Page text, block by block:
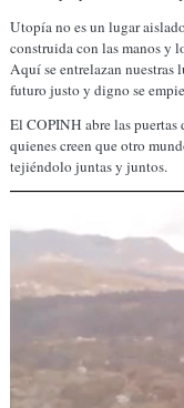
Utopía no es un lugar
construida con las manos y
Aquí se entrelazan nuestras
futuro justo y digno se
El COPINH abre las
quienes creen que otro
tejiéndolo juntas y juntos.